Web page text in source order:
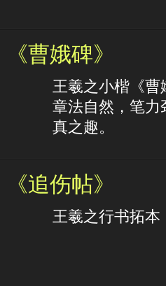
《曹娥碑》
王羲之小楷《曹
章法自然，笔力
真之趣。
《追伤帖》
王羲之行书拓本